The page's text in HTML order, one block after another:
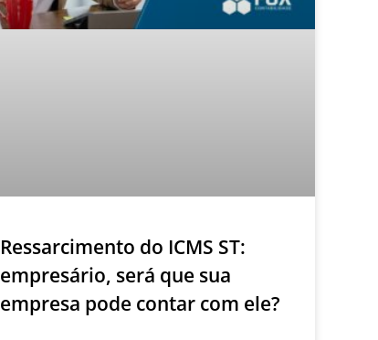
Ressarcimento do ICMS ST:
empresário, será que sua
empresa pode contar com ele?